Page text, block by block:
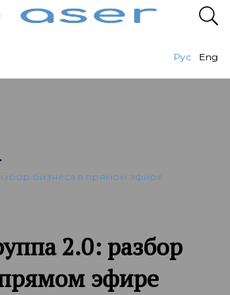
Рус Eng
бизнеса в прямом эфире
2.0: разбор
эфире